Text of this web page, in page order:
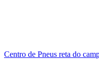
Centro de Pneus reta do